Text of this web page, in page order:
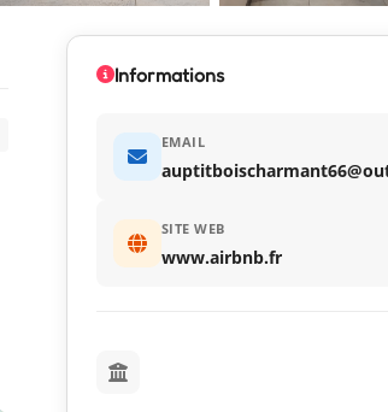
Informations
EMAIL
SITE WEB
www.airbnb.fr